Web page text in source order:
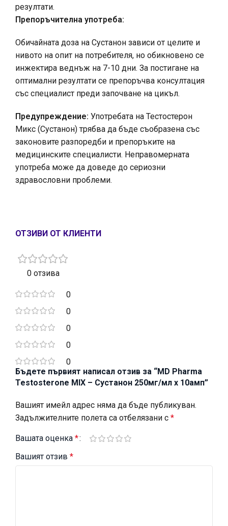
резултати.
Препоръчителна употреба:
Обичайната доза на Сустанон зависи от целите и
нивото на опит на потребителя, но обикновено се
инжектира веднъж на 7-10 дни. За постигане на
оптимални резултати се препоръчва консултация
със специалист преди започване на цикъл.
Предупреждение: Употребата на Тестостерон
Микс (Сустанон) трябва да бъде съобразена със
законовите разпоредби и препоръките на
медицинските специалисти. Неправомерната
употреба може да доведе до сериозни
здравословни проблеми.
ОТЗИВИ ОТ КЛИЕНТИ
0 отзива
0
0
0
0
0
Бъдете първият написал отзив за “MD Pharma
Testosterone MIX – Сустанон 250мг/мл х 10амп”
Вашият имейл адрес няма да бъде публикуван.
Задължителните полета са отбелязани с *
Вашата оценка *
Вашият отзив *